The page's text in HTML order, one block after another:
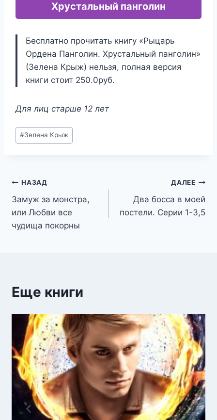
Хрустальный панголин
Бесплатно прочитать книгу «Рыцарь
Ордена Панголин. Хрустальный панголин»
(Зелена Крыж) нельзя, полная версия
книги стоит 250.0руб.
Для лиц старше 12 лет
Метки
записи:
#Зелена Крыж
Навигация
по
записям
НАЗАД
Замуж за монстра,
или Любви все
чудища покорны
ДАЛЕЕ
Два босса в моей
постели. Серии 1-3,5
Еще книги